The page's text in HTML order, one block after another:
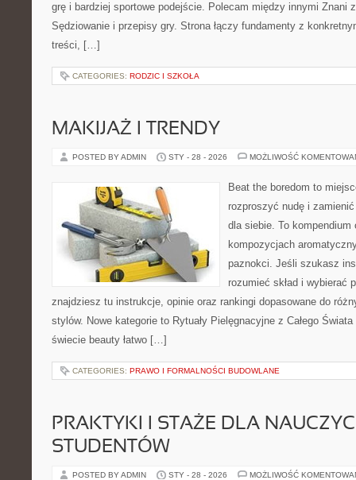
grę i bardziej sportowe podejście. Polecam między innymi Znani
Sędziowanie i przepisy gry. Strona łączy fundamenty z
treści, […]
CATEGORIES: RODZIC I SZKOŁA
MAKIJAŻ I TRENDY
POSTED BY ADMIN STY - 28 - 2026 MOŻLIWOŚĆ
Beat the boredom to
rozproszyć nudę i
dla siebie. To kompendium
kompozycjach
paznokci. Jeśli szukasz
rozumieć skład i wybierać
znajdziesz tu instrukcje, opinie oraz rankingi dopasowane do
stylów. Nowe kategorie to Rytuały Pielęgnacyjne z Całego
świecie beauty łatwo […]
CATEGORIES: PRAWO I FORMALNOŚCI BUDOWLANE
PRAKTYKI I STAŻE DLA
STUDENTÓW
POSTED BY ADMIN STY - 28 - 2026 MOŻLIWOŚĆ